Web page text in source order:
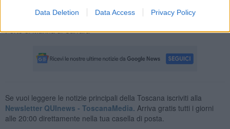
Data Deletion Data Access Privacy Policy
Il tutto si è svolto sotto il coordinamento della locale Capitaneria di
Porto di Marina di Carrara
Se vuoi leggere le notizie principali della Toscana iscriviti alla
Newsletter QUInews - ToscanaMedia. Arriva gratis tutti i giorni
alle 20:00 direttamente nella tua casella di posta.